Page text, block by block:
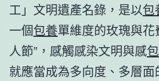
工」文明遺產名錄，是以包
一個包養單維度的玫瑰與花
人節”，感觸感染文明與感
就應當成為多向度、多層面